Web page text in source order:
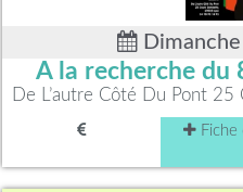
A la recherche du
De L’autre Côté Du Pont
Fiche